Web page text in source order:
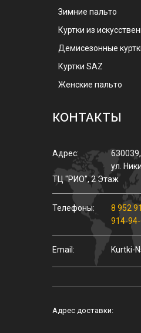
Зимние пальто
Куртки из
Демисезонные
Куртки SAZ
Женские пальто
КОНТАКТЫ
Адрес: 630039,
ул.
ТЦ "РИО", 2 Этаж
Телефоны: 8 952
914-
Email: Kurtki-
Адрес доставки: